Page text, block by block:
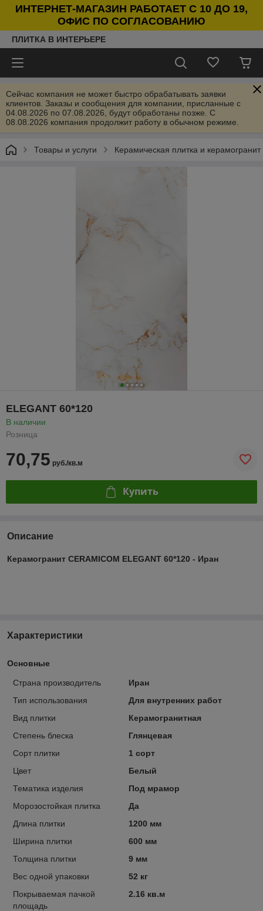
ИНТЕРНЕТ-МАГАЗИН РАБОТАЕТ С 10 ДО 19,
ОФИС ПО СОГЛАСОВАНИЮ
ПЛИТКА В ИНТЕРЬЕРЕ
Сейчас компания не может быстро обрабатывать заявки
клиентов. Заказы и сообщения для компании, присланные с
04.08.2026 по 07.08.2026, будут обработаны позже. С
08.08.2026 компания продолжит работу в обычном режиме.
Товары и услуги Керамическая плитка и
ELEGANT 60*120
В наличии
Розница
70,75 руб./кв.м
Купить
Описание
Керамогранит CERAMICOM ELEGANT 60*120 - Иран
Характеристики
Основные
Страна производитель
Иран
Тип использования
Для внутренних работ
Вид плитки
Керамогранитная
Степень блеска
Глянцевая
Сорт плитки
1 сорт
Цвет
Белый
Тематика изделия
Под мрамор
Морозостойкая плитка
Да
Длина плитки
1200 мм
Ширина плитки
600 мм
Толщина плитки
9 мм
Вес одной упаковки
52 кг
Покрываемая пачкой
площадь
2.16 кв.м